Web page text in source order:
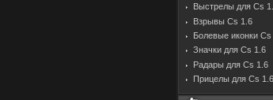
Выстрелы для Cs
Взрывы Cs 1.6
Болевые иконки Cs
Значки для Cs 1.6
Радары для Cs 1.6
Прицелы для Cs 1.6